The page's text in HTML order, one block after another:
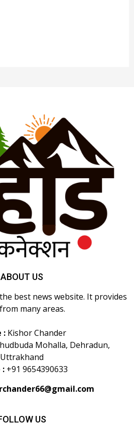
ABOUT US
best news website. It provides
many areas.
: Kishor Chander
Mohalla, Dehradun,
Uttrakhand
: +91 9654390633
US